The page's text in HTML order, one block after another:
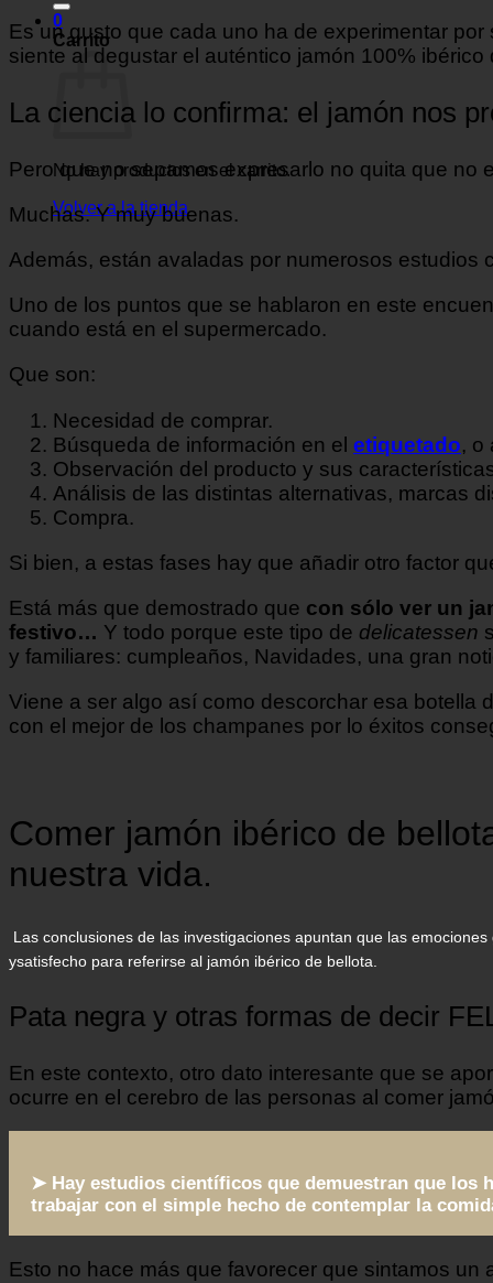
0
Carrito
No hay productos en el carrito.
Volver a la tienda
Es un gusto que cada uno ha de experimentar
siente al degustar el auténtico jamón 100% ibérico
La ciencia lo confirma: el jamón nos
Pero que no sepamos expresarlo no quita que no
Muchas. Y muy buenas.
Además, están avaladas por numerosos estudios
Uno de los puntos que se hablaron en este
cuando está en el supermercado.
Que son:
Necesidad de comprar.
Búsqueda de información en el etiquetado, o
Observación del producto y sus
Análisis de las distintas alternativas, marcas
Compra.
Si bien, a estas fases hay que añadir otro factor
Está más que demostrado que con sólo ver un
festivo… Y todo porque este tipo de delicatessen
y familiares: cumpleaños, Navidades, una gran
Viene a ser algo así como descorchar esa botella
con el mejor de los champanes por lo éxitos
Comer jamón ibérico de
nuestra vida.
Las conclusiones de las investigaciones apuntan que las
ysatisfecho para referirse al jamón ibérico de bellota.
Pata negra y otras formas de decir
En este contexto, otro dato interesante que se
ocurre en el cerebro de las personas al comer
➤ Hay estudios científicos que demuestran que los
trabajar con el simple hecho de contemplar la
Esto no hace más que favorecer que sintamos